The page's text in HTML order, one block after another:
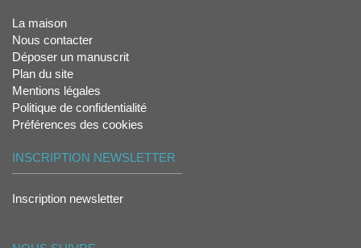
La maison
Nous contacter
Déposer un manuscrit
Plan du site
Mentions légales
Politique de confidentialité
Préférences des cookies
INSCRIPTION NEWSLETTER
Inscription newsletter